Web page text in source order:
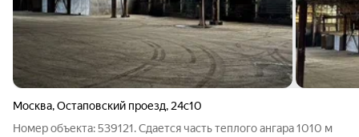
Москва,Остаповский проезд, 24с10
Номер объекта: 539121. Сдается часть теплого ангара 1010 м